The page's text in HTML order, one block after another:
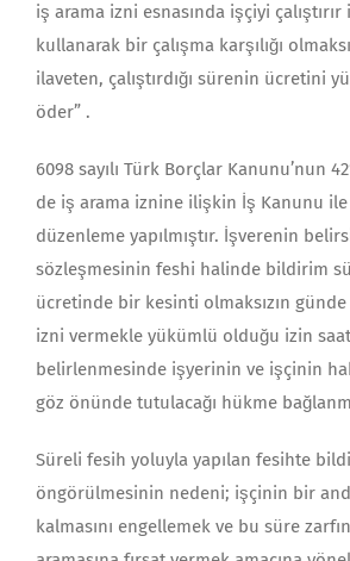
iş arama izni esnasında işçiyi
kullanarak bir çalışma karşılığı
ilaveten, çalıştırdığı sürenin ücretini
öder” .
6098 sayılı Türk Borçlar Kanunu’nun
de iş arama iznine ilişkin İş Kanunu
düzenleme yapılmıştır. İşverenin
sözleşmesinin feshi halinde bildirim
ücretinde bir kesinti olmaksızın
izni vermekle yükümlü olduğu izin
belirlenmesinde işyerinin ve işçinin
göz önünde tutulacağı hükme
Süreli fesih yoluyla yapılan fesihte
öngörülmesinin nedeni; işçinin bir
kalmasını engellemek ve bu süre